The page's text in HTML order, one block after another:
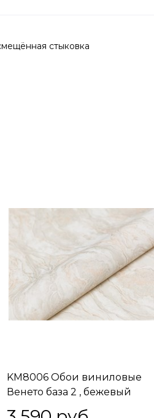
стыковка
KM8006 Обои виниловые
Венето база 2 , бежевый
светлый 1,06х10 (1, Т A) прямая